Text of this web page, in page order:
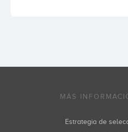
MÁS
Estrategia de